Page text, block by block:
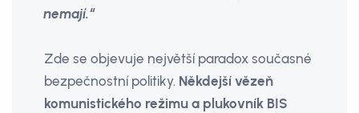
nemají.“
Zde se objevuje největší paradox současné
bezpečnostní politiky. Někdejší vězeň
komunistického režimu a plukovník BIS